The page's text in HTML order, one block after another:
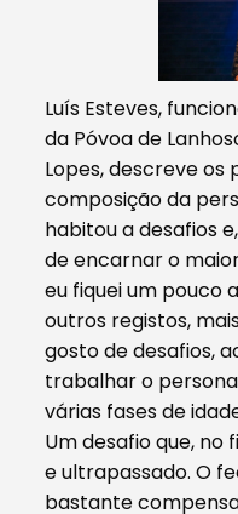
Luís Esteves,
da Póvoa de
Lopes, descreve os
composição da
habitou a desafios
de encarnar o
eu fiquei um pouco
outros registos,
gosto de desafios,
trabalhar o
várias fases de
Um desafio que, no
e ultrapassado. O
bastante